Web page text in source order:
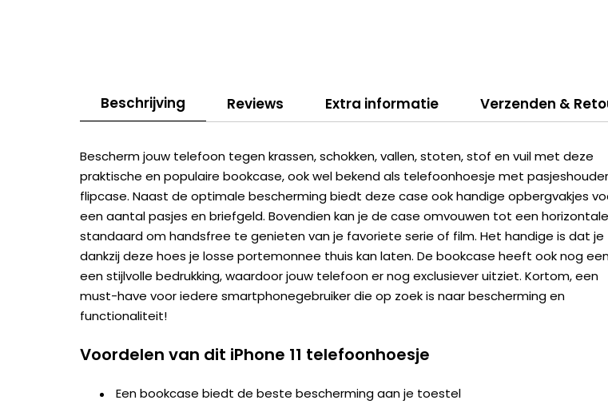
Beschrijving Reviews Extra informatie Verzenden &
Bescherm jouw telefoon tegen krassen, schokken, vallen, stoten, stof en vuil met deze
praktische en populaire bookcase, ook wel bekend als telefoonhoesje met
flipcase. Naast de optimale bescherming biedt deze case ook handige opbergvakjes
een aantal pasjes en briefgeld. Bovendien kan je de case omvouwen tot een horizontale
standaard om handsfree te genieten van je favoriete serie of film. Het handige is dat je
dankzij deze hoes je losse portemonnee thuis kan laten. De bookcase heeft ook nog
een stijlvolle bedrukking, waardoor jouw telefoon er nog exclusiever uitziet. Kortom, een
must-have voor iedere smartphonegebruiker die op zoek is naar bescherming en
functionaliteit!
Voordelen van dit iPhone 11 telefoonhoesje
Een bookcase biedt de beste bescherming aan je toestel